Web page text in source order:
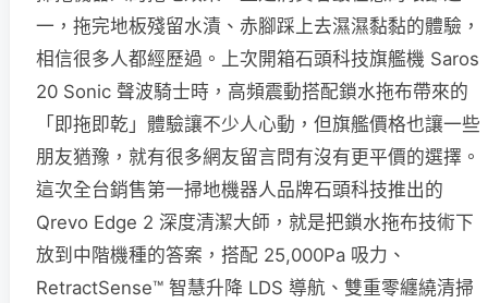
一，拖完地板殘留水漬、赤腳踩上去濕濕黏黏的體驗，
相信很多人都經歷過。上次開箱石頭科技旗艦機 Saros
20 Sonic 聲波騎士時，高頻震動搭配鎖水拖布帶來的
「即拖即乾」體驗讓不少人心動，但旗艦價格也讓一些
朋友猶豫，就有很多網友留言問有沒有更平價的選擇。
這次全台銷售第一掃地機器人品牌石頭科技推出的
Qrevo Edge 2 深度清潔大師，就是把鎖水拖布技術下
放到中階機種的答案，搭配 25,000Pa 吸力、
RetractSense™ 智慧升降 LDS 導航、雙重零纏繞清掃